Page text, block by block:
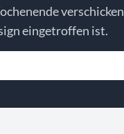
eingetroffen ist.